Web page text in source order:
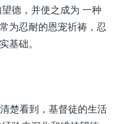
德，并使之成为 一种
为忍耐的恩宠祈祷，忍
基础。
楚看到，基督徒的生活